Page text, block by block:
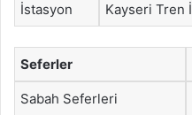
İstasyon Kayseri Tren
Seferler
Sabah Seferleri